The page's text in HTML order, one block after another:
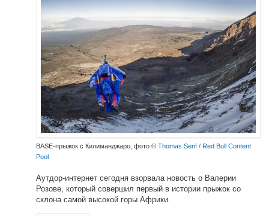
BASE-прыжок с Килиманджаро, фото © Thomas Senf / Red Bull Content
Pool
Аутдор-интернет сегодня взорвала новость о Валерии
Розове, который совершил первый в истории прыжок со
склона самой высокой горы Африки.